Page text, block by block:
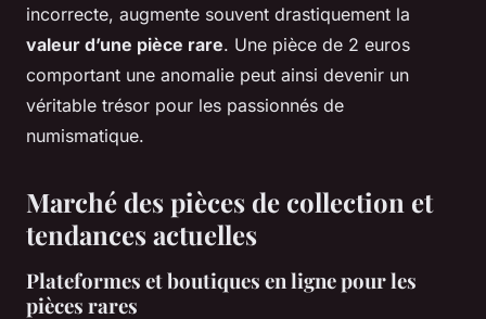
incorrecte, augmente souvent drastiquement la
valeur d’une pièce rare. Une pièce de 2 euros
comportant une anomalie peut ainsi devenir un
véritable trésor pour les passionnés de
numismatique.
Marché des pièces de collection et
tendances actuelles
Plateformes et boutiques en ligne pour les
pièces rares